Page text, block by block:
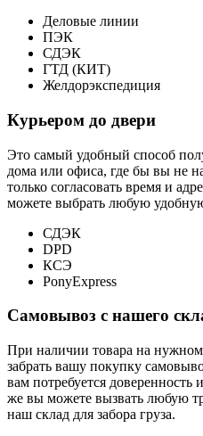
Деловые линии
ПЭК
СДЭК
ГТД (КИТ)
Желдорэкспедиция
Курьером до двери
Это самый удобный способ
дома или офиса, где бы вы не
только согласовать время и
можете выбрать любую
СДЭК
DPD
КСЭ
PonyExpress
Самовывоз с нашего
При наличии товара на
забрать вашу покупку
вам потребуется доверенность
же вы можете вызвать любую
наш склад для забора груза.